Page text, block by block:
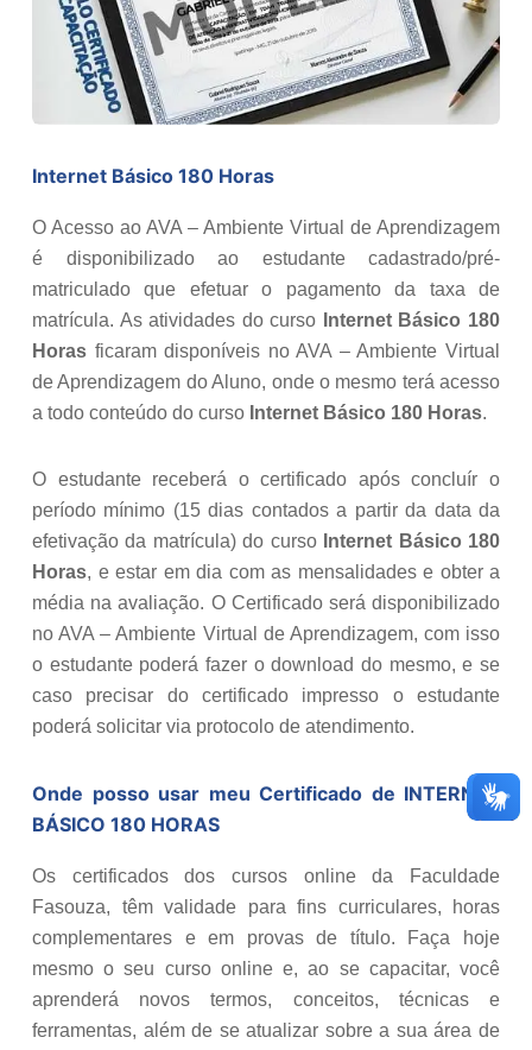
Internet Básico 180 Horas
O Acesso ao AVA – Ambiente Virtual de Aprendizagem
é disponibilizado ao estudante cadastrado/pré-
matriculado que efetuar o pagamento da taxa de
matrícula. As atividades do curso
Internet Básico 180
Horas ficaram disponíveis no AVA – Ambiente Virtual
de Aprendizagem do Aluno, onde o mesmo terá acesso
a todo conteúdo do curso Internet Básico 180 Horas.
O estudante receberá o certificado após concluír o
período mínimo (15 dias contados a partir da data da
efetivação da matrícula) do curso Internet Básico 180
Horas, e estar em dia com as mensalidades e obter a
média na avaliação. O Certificado será disponibilizado
no AVA – Ambiente Virtual de Aprendizagem, com isso
o estudante poderá fazer o download do mesmo, e se
caso precisar do certificado impresso o estudante
poderá solicitar via protocolo de atendimento.
Onde posso usar meu Certificado de INTERNET
BÁSICO 180 HORAS
Os certificados dos cursos online da Faculdade
Fasouza, têm validade para fins curriculares, horas
complementares e em provas de título. Faça hoje
mesmo o seu curso online e, ao se capacitar, você
aprenderá novos termos, conceitos, técnicas e
ferramentas, além de se atualizar sobre a sua área de